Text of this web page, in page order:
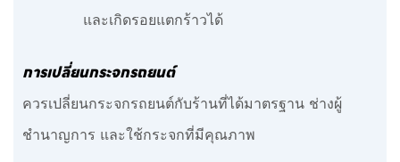
และเกิดรอยแตกร้าวได้
การเปลี่ยนกระจกรถยนต์
ควรเปลี่ยนกระจกรถยนต์กับร้านที่ได้มาตรฐาน ช่างผู้
ชำนาญการ และใช้กระจกที่มีคุณภาพ